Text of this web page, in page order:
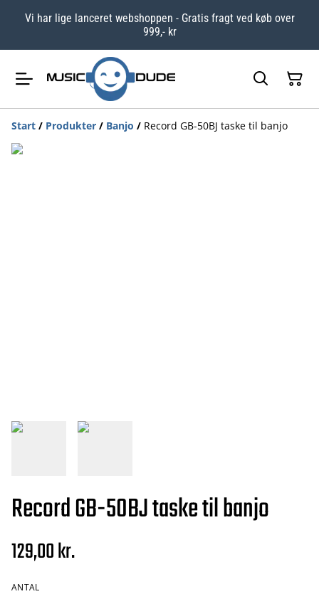
Vi har lige lanceret webshoppen - Gratis fragt ved køb over
999,- kr
Start / Produkter / Banjo / Record GB-50BJ taske til banjo
Record GB-50BJ taske til banjo
129,00 kr.
ANTAL